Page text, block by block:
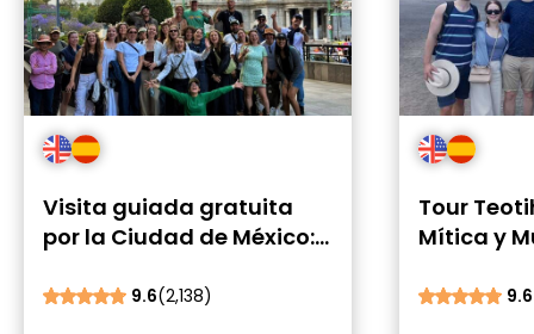
Visita guiada gratuita
por la Ciudad de México:
conocerla
9.6(2,138)
Tour
Mítica y
9.6